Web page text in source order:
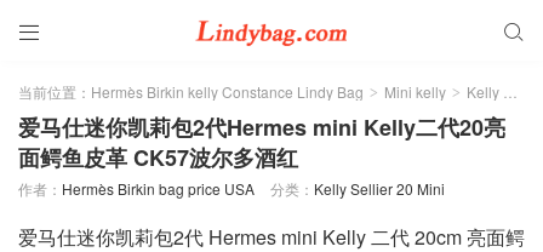
 
当前位置： Hermès Birkin kelly Constance Lindy Bag > Mini kelly > Kelly Sellier 20 Mini
爱马仕迷你凯莉包2代Hermes mini Kelly二代20亮
面鳄鱼皮革 CK57波尔多酒红
作者： Hermès Birkin bag price USA 分类： Kelly Sellier 20 Mini
爱马仕迷你凯莉包2代 Hermes mini Kelly 二代 20cm 亮面鳄